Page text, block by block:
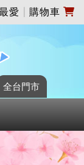
愛 購物車
全台門市